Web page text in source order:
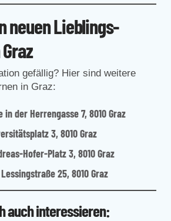
neuenLieblings-
gefällig? Hier sind weitere
in Graz:
in der Herrengasse 7, 8010 Graz
3, 8010 Graz
Hofer-Platz 3, 8010 Graz
25, 8010 Graz
auch interessieren: